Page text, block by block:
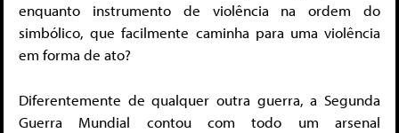
enquanto instrumento de violência na ordem do
simbólico, que facilmente caminha para uma violência
em forma de ato?
Diferentemente de qualquer outra guerra, a Segunda
Guerra Mundial contou com todo um arsenal